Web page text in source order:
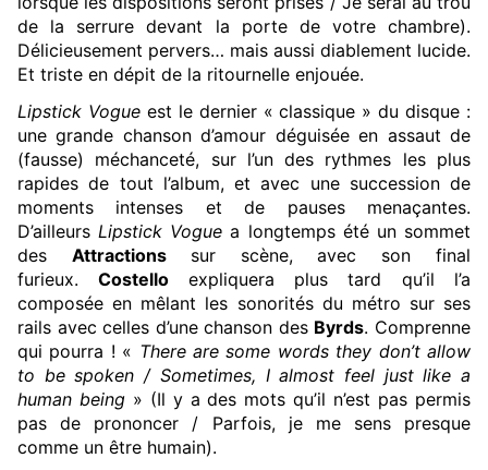
de la serrure devant la porte de votre chambre).
Délicieusement pervers… mais aussi diablement lucide.
Et triste en dépit de la ritournelle enjouée.
Lipstick Vogue est le dernier « classique » du disque :
une grande chanson d’amour déguisée en assaut de
(fausse) méchanceté, sur l’un des rythmes les plus
rapides de tout l’album, et avec une succession de
moments intenses et de pauses menaçantes.
D’ailleurs Lipstick Vogue a longtemps été un sommet
des
Attractions
sur scène, avec son final
furieux.
Costello
expliquera plus tard qu’il l’a
composée en mêlant les sonorités du métro sur ses
rails avec celles d’une chanson des Byrds. Comprenne
qui pourra ! « There are some words they don’t allow
to be spoken / Sometimes, I almost feel just like a
human being » (Il y a des mots qu’il n’est pas permis
pas de prononcer / Parfois, je me sens presque
comme un être humain).